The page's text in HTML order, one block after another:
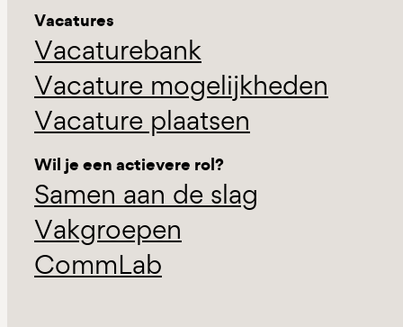
Vacatures
Vacaturebank
Vacature mogelijkheden
Vacature plaatsen
Wil je een actievere rol?
Samen aan de slag
Vakgroepen
CommLab